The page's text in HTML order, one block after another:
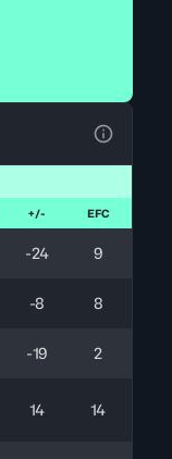
+/- EFC
-24 9
-8 8
-19 2
14 14